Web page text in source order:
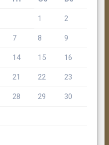
1 2
7 8 9
14 15 16
21 22 23
28 29 30